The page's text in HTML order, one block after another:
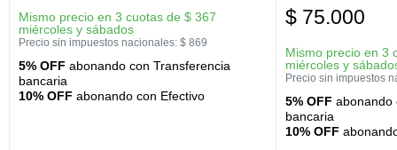
Mismo precio en 3 cuotas de $ 367
miércoles y sábados
Precio sin impuestos nacionales: $ 869
5% OFF abonando con Transferencia
bancaria
10% OFF abonando con Efectivo
$ 75.000
Mismo precio en 3
miércoles y
Precio sin impuestos
5% OFF abonando
bancaria
10% OFF